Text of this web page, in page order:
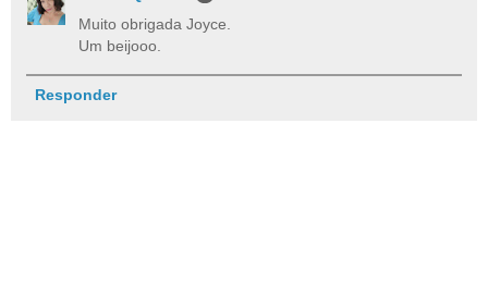
Muito obrigada Joyce.
Um beijooo.
Responder